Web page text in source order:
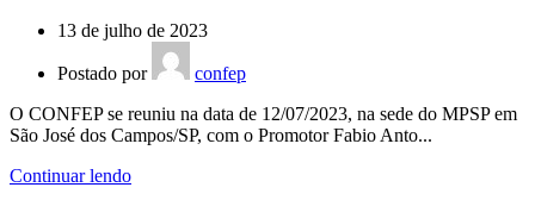
13 de julho de 2023
Postado por
confep
O CONFEP se reuniu na data de 12/07/2023, na sede do MPSP em
São José dos Campos/SP, com o Promotor Fabio Anto...
Continuar lendo